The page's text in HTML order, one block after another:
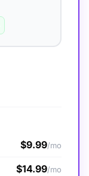
$9.99/mo
$14.99/mo